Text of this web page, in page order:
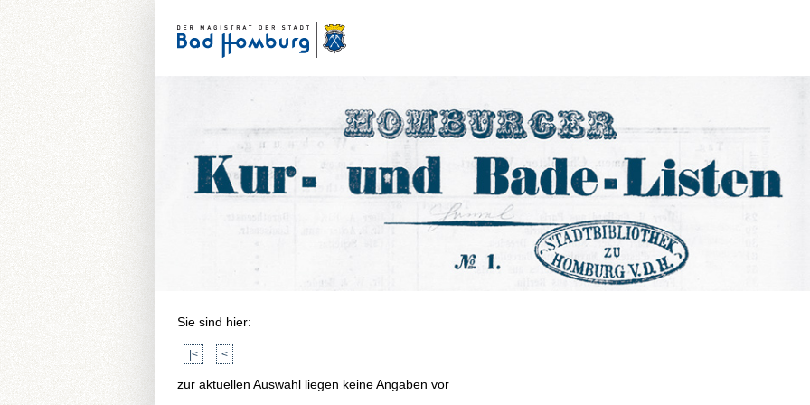
Sie sind hier:
|< <
zur aktuellen Auswahl liegen keine Angaben vor